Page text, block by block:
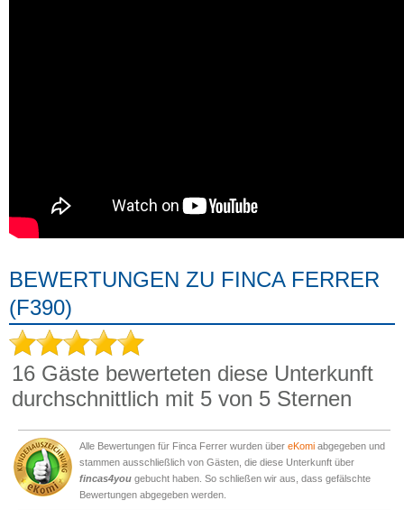
BEWERTUNGEN ZU FINCA FERRER
(F390)
16 Gäste bewerteten diese Unterkunft
durchschnittlich mit 5 von 5 Sternen
Alle Bewertungen für Finca Ferrer wurden über eKomi abgegeben und
stammen ausschließlich von Gästen, die diese Unterkunft über
fincas4you gebucht haben. So schließen wir aus, dass gefälschte
Bewertungen abgegeben werden.